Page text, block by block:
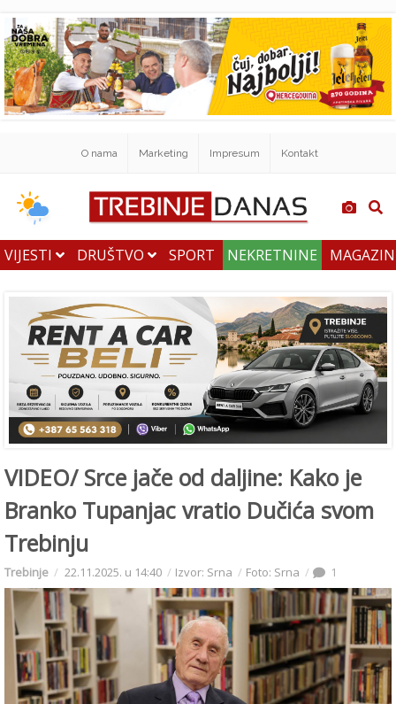
O nama Marketing Impresum Kontakt
VIJESTI DRUŠTVO SPORT NEKRETNINE
VIDEO/ Srce jače od daljine: Kako je
Branko Tupanjac vratio Dučića svom
Trebinju
Trebinje 22.11.2025. u 14:40 Izvor: Srna Foto: Srna 1